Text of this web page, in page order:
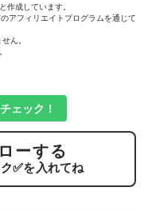
成しています。
アフィリエイトプログラムを通じて
ん。
ェック！
ーする
✅を入れてね